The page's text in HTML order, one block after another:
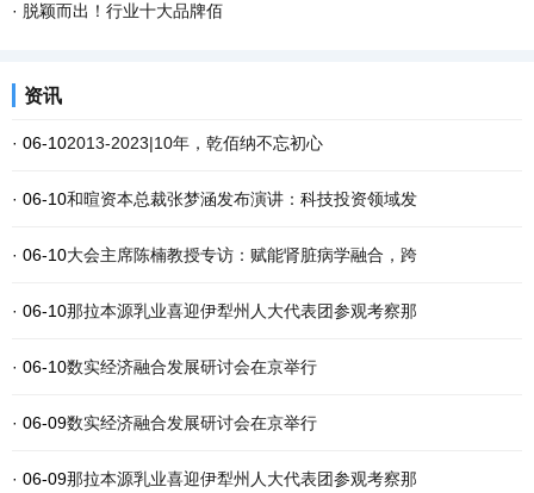
· 脱颖而出！行业十大品牌佰
资讯
· 06-102013-2023|10年，乾佰纳不忘初心
· 06-10和暄资本总裁张梦涵发布演讲：科技投资领域发
· 06-10大会主席陈楠教授专访：赋能肾脏病学融合，跨
· 06-10那拉本源乳业喜迎伊犁州人大代表团参观考察那
· 06-10数实经济融合发展研讨会在京举行
· 06-09数实经济融合发展研讨会在京举行
· 06-09那拉本源乳业喜迎伊犁州人大代表团参观考察那